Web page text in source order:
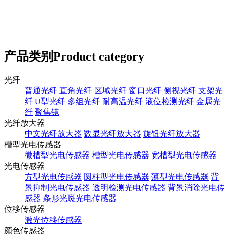
产品类别Product category
光纤
普通光纤 直角光纤 区域光纤 窗口光纤 侧视光纤 支架光
纤 U型光纤 多组光纤 耐高温光纤 液位检测光纤 金属光
纤 聚焦镜
光纤放大器
中文光纤放大器 数显光纤放大器 旋钮光纤放大器
槽型光电传感器
微槽型光电传感器 槽型光电传感器 宽槽型光电传感器
光电传感器
方型光电传感器 圆柱型光电传感器 薄型光电传感器 背
景抑制光电传感器 透明检测光电传感器 背景消除光电传
感器 条形光斑光电传感器
位移传感器
激光位移传感器
颜色传感器